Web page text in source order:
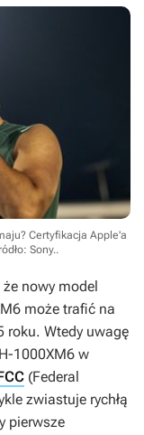
Certyfikacja Apple'a
Sony..
nowy model
może trafić na
roku. Wtedy uwagę
1000XM6 w
(Federal
zwiastuje rychłą
pierwsze